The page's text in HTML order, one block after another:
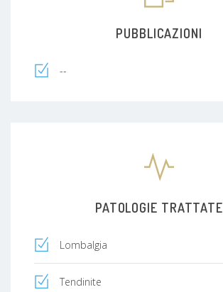
PUBBLICAZIONI
--
PATOLOGIE TRATTATE
Lombalgia
Tendinite